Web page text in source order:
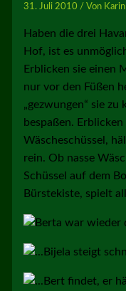
31. Juli 2010 / Von
Haben die drei
Hof, ist es
Erblicken sie einen
nur vor den Füßen
„gezwungen“ sie
bespaßen.
Wäscheschüssel,
rein. Ob nasse
Schüssel auf dem
Bürstekiste, spielt